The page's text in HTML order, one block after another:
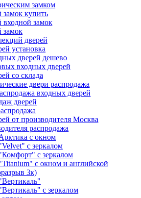
замком
замок купить
входной замок
замок
дверей
установка
дверей дешево
входных дверей
со склада
двери распродажа
входных дверей
дверей
от производителя Москва
распродажа
с окном
с зеркалом
с зеркалом
с окном и английской
3к)
с зеркалом